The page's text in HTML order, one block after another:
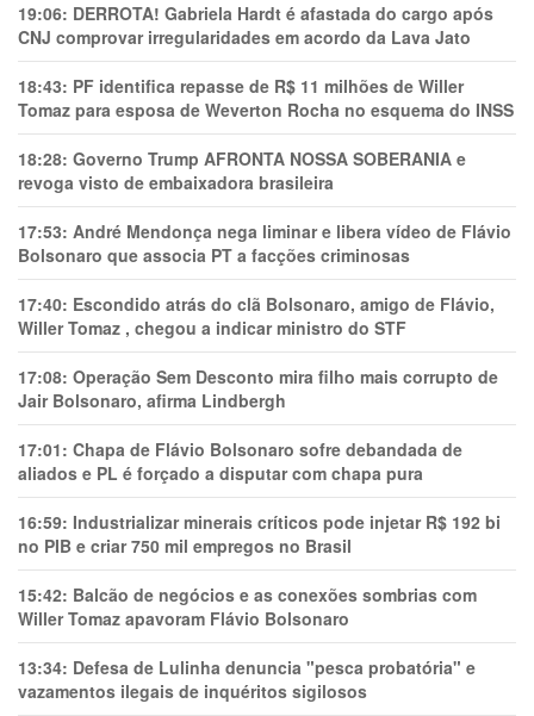
19:06: DERROTA! Gabriela Hardt é afastada do cargo após
CNJ comprovar irregularidades em acordo da Lava Jato
18:43: PF identifica repasse de R$ 11 milhões de Willer
Tomaz para esposa de Weverton Rocha no esquema do INSS
18:28: Governo Trump AFRONTA NOSSA SOBERANIA e
revoga visto de embaixadora brasileira
17:53: André Mendonça nega liminar e libera vídeo de Flávio
Bolsonaro que associa PT a facções criminosas
17:40: Escondido atrás do clã Bolsonaro, amigo de Flávio,
Willer Tomaz , chegou a indicar ministro do STF
17:08: Operação Sem Desconto mira filho mais corrupto de
Jair Bolsonaro, afirma Lindbergh
17:01: Chapa de Flávio Bolsonaro sofre debandada de
aliados e PL é forçado a disputar com chapa pura
16:59: Industrializar minerais críticos pode injetar R$ 192 bi
no PIB e criar 750 mil empregos no Brasil
15:42: Balcão de negócios e as conexões sombrias com
Willer Tomaz apavoram Flávio Bolsonaro
13:34: Defesa de Lulinha denuncia "pesca probatória" e
vazamentos ilegais de inquéritos sigilosos